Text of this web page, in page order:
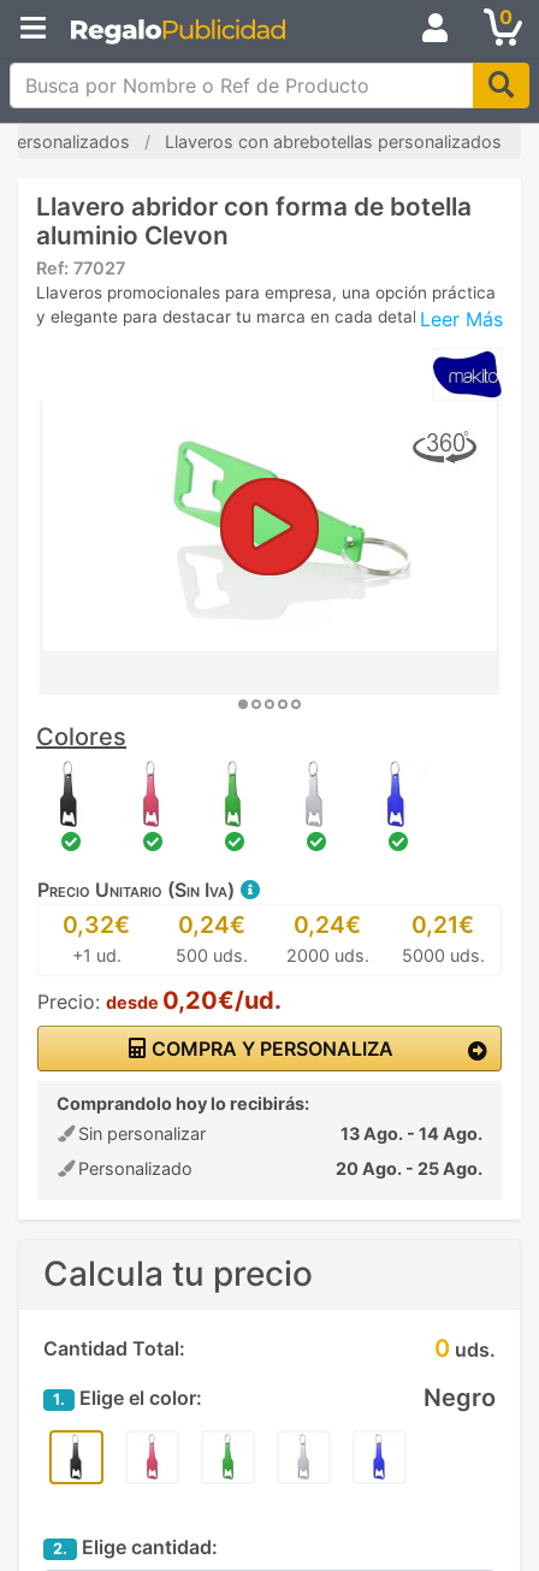
0
Busca por Nombre o Ref de Producto
personalizados Llaveros con abrebotellas personalizados
Llavero abridor con forma de botella
aluminio Clevon
Ref: 77027
Leer Más
Llaveros promocionales para empresa, una opción práctica
y elegante para destacar tu marca en cada detalle.
Colores
Precio Unitario (Sin Iva)
0,32€
+1 ud.
0,24€
500 uds.
0,24€
2000 uds.
0,21€
5000 uds.
Precio: desde 0,20€/ud.
COMPRA Y PERSONALIZA
Comprandolo hoy lo recibirás:
Sin personalizar
13 Ago. - 14 Ago.
Personalizado
20 Ago. - 25 Ago.
Calcula tu precio
Cantidad Total: 0 uds.
1. Elige el color: Negro
2. Elige cantidad: